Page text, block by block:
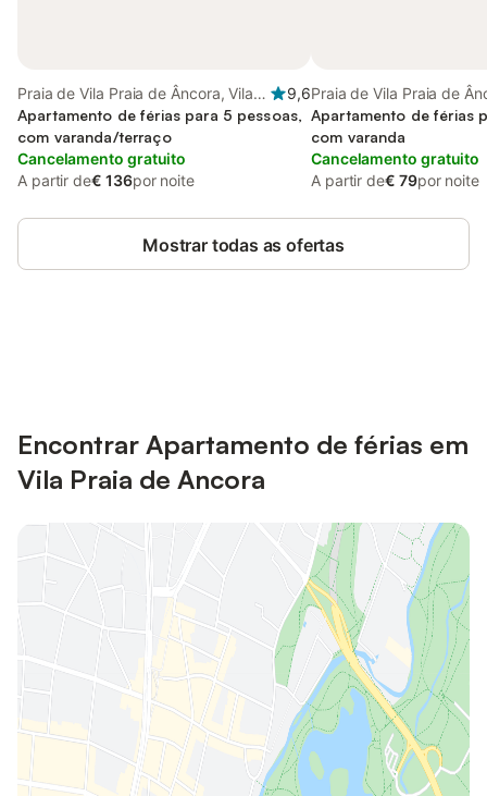
Praia de Vila Praia de Âncora, Vila
Praia de Ancora
9,6
Apartamento de férias para 5 pessoas,
com varanda/terraço
Cancelamento gratuito
A partir de€ 136por noite
Praia de Vila Praia de
de Ancora
Apartamento de férias
com varanda
Cancelamento gratuito
A partir de€ 79por noite
Mostrar todas as ofertas
Encontrar Apartamento de férias em
Vila Praia de Ancora